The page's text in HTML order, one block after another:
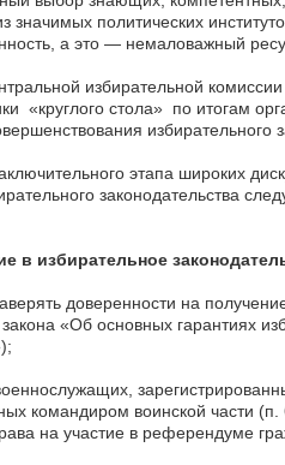
политических
а это — немаловажный
избирательной
«круглого стола» по итогам
избирательного
этапа широких
законодательства
в избирательное
доверенности на
«Об основных гарантиях
командиром воинской части
на участие в референдуме